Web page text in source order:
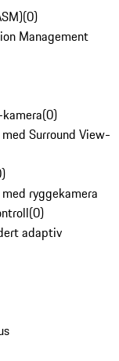
(0)
Management
(0)
Surround View-
)
ryggekamera
(0)
adaptiv